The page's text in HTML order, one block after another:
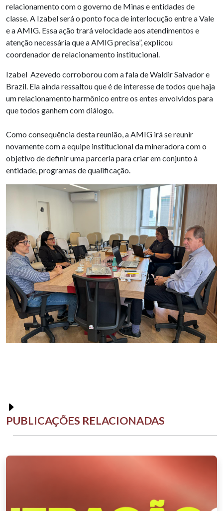
relacionamento com o governo de Minas e entidades de
classe. A Izabel será o ponto foca de interlocução entre a Vale
e a AMIG. Essa ação trará velocidade aos atendimentos e
atenção necessária que a AMIG precisa”, explicou
coordenador de relacionamento institucional.
Izabel Azevedo corroborou com a fala de Waldir Salvador e
Brazil. Ela ainda ressaltou que é de interesse de todos que haja
um relacionamento harmônico entre os entes envolvidos para
que todos ganhem com diálogo.
Como consequência desta reunião, a AMIG irá se reunir
novamente com a equipe institucional da mineradora com o
objetivo de definir uma parceria para criar em conjunto à
entidade, programas de qualificação.
PUBLICAÇÕES RELACIONADAS